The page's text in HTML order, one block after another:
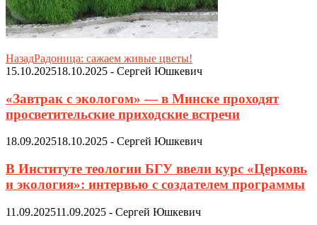
НазадРадоница: сажаем живые цветы!
15.10.202518.10.2025 - Сергей Юшкевич
«Завтрак с экологом» — в Минске проходят
просветительские приходские встречи
18.09.202518.10.2025 - Сергей Юшкевич
В Институте теологии БГУ ввели курс «Церковь
и экология»: интервью с создателем программы
11.09.202511.09.2025 - Сергей Юшкевич